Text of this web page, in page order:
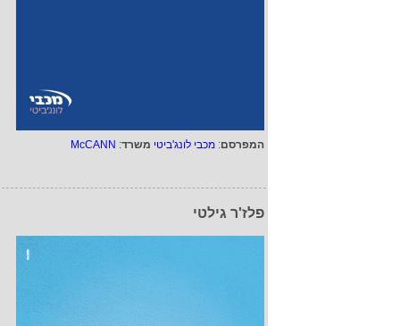
המפרסם: מכבי לונג'ביטי משרד:
McCANN
פלז'ר גילטי